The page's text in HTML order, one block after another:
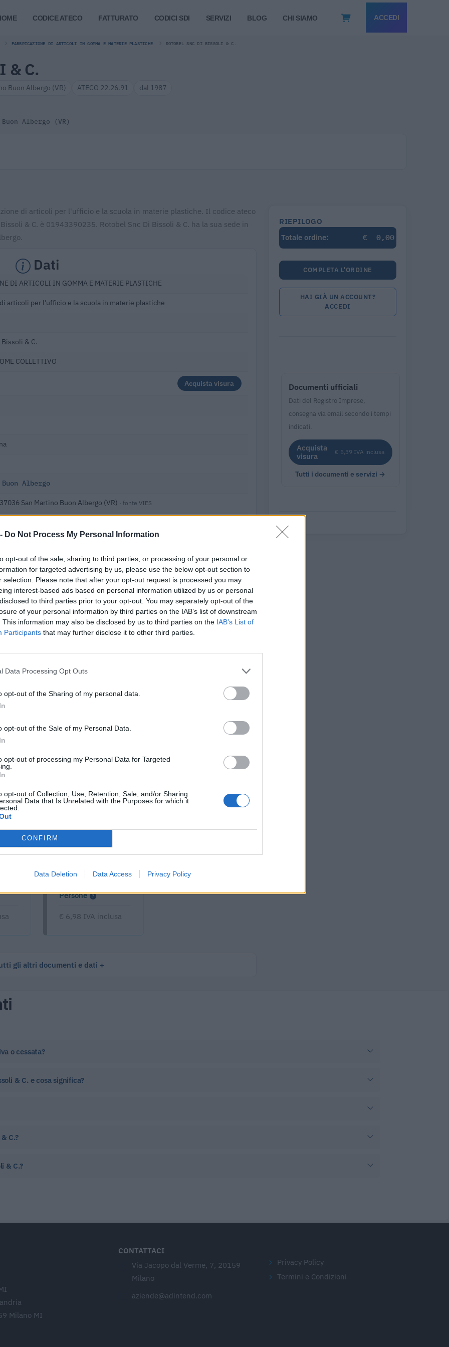
Do Not Process My Personal Information
opt-out of the sale, sharing to third parties, or processing of your personal or
for targeted advertising by us, please use the below opt-out section to
selection. Please note that after your opt-out request is processed you may
interest-based ads based on personal information utilized by us or personal
to third parties prior to your opt-out. You may separately opt-out of the
of your personal information by third parties on the IAB’s list of downstream
This information may also be disclosed by us to third parties on the IAB’s List of
Participants that may further disclose it to other third parties.
Data Processing Opt Outs
opt-out of the Sharing of my personal data.
opt-out of the Sale of my Personal Data.
opt-out of processing my Personal Data for Targeted
opt-out of Collection, Use, Retention, Sale, and/or Sharing
Data that Is Unrelated with the Purposes for which it
CONFIRM
Data Deletion Data Access Privacy Policy
CODICE ATECO FATTURATO CODICI SDI SERVIZI BLOG CHI SIAMO ACCEDI
FABBRICAZIONE DI ARTICOLI IN GOMMA E MATERIE PLASTICHE ROTOBEL SNC DI BISSOLI & C.
& C.
Buon Albergo (VR) ATECO 22.26.91 dal 1987
Albergo (VR)
di articoli per l'ufficio e la scuola in materie plastiche. Il codice ateco
& C. è 01943390235. Rotobel Snc Di Bissoli & C. ha la sua sede in
Dati
DI ARTICOLI IN GOMMA E MATERIE PLASTICHE
articoli per l'ufficio e la scuola in materie plastiche
& C.
COLLETTIVO
Acquista visura
Albergo
San Martino Buon Albergo (VR) · fonte VIES
dati nella visura camerale →
e servizi disponibili →
Visure Camerali -
Persone
€ 6,98 IVA inclusa
gli altri documenti e dati
RIEPILOGO
Totale ordine:
€ 0,00
COMPLETA L'ORDINE
HAI GIÀ UN ACCOUNT?
ACCEDI
Documenti ufficiali
Dati del Registro Imprese,
consegna via email secondo i tempi
indicati.
Acquista
visura
€ 5,39 IVA inclusa
Tutti i documenti e servizi →
o cessata?
& C. e cosa significa?
C.?
& C.?
Milano MI
CONTATTACI
Via Jacopo dal Verme, 7, 20159
Milano
aziende@adintend.com
Privacy Policy
Termini e Condizioni